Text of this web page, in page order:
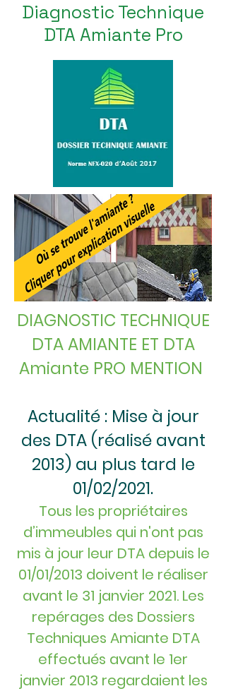
Diagnostic Technique
DTA Amiante Pro
DIAGNOSTIC TECHNIQUE
DTA AMIANTE ET DTA
Amiante PRO MENTION
Actualité : Mise à jour
des DTA (réalisé avant
2013) au plus tard le
01/02/2021.
Tous les propriétaires
d’immeubles qui n'ont pas
mis à jour leur DTA depuis le
01/01/2013 doivent le réaliser
avant le 31 janvier 2021. Les
repérages des Dossiers
Techniques Amiante DTA
effectués avant le 1er
janvier 2013 regardaient les